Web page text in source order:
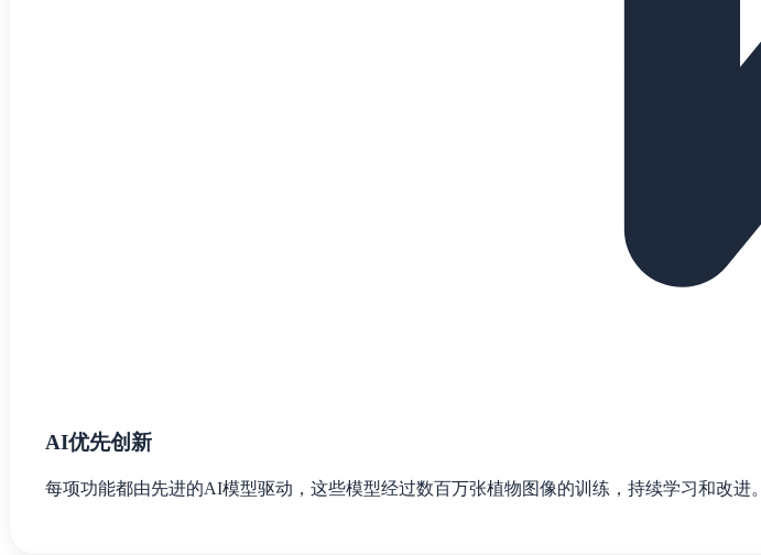
AI优先创新
每项功能都由先进的AI模型驱动，这些模型经过数百万张植物图像的训练，持续学习和改进。